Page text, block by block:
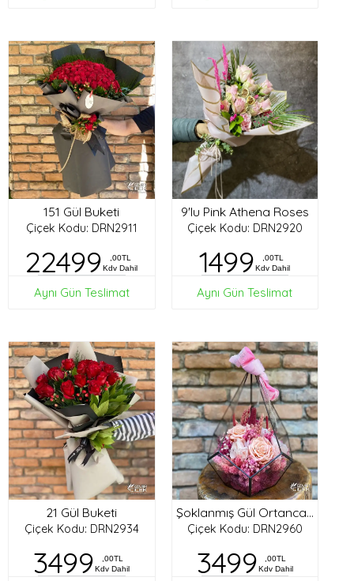
151 Gül Buketi
Çiçek Kodu: DRN2911
22499
,00TL
Kdv Dahil
Aynı Gün Teslimat
9'lu Pink Athena Roses
Çiçek Kodu: DRN2920
1499
,00TL
Kdv Dahil
Aynı Gün Teslimat
21 Gül Buketi
Çiçek Kodu: DRN2934
3499
,00TL
Kdv Dahil
Şoklanmış Gül Ortanca Tasarım
Çiçek Kodu: DRN2960
3499
,00TL
Kdv Dahil